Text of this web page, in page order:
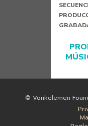
© Vonkelemen